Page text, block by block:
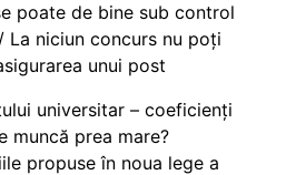
poate de bine sub control
niciun concurs nu poți
unui post
universitar – coeficienți
muncă prea mare?
propuse în noua lege a